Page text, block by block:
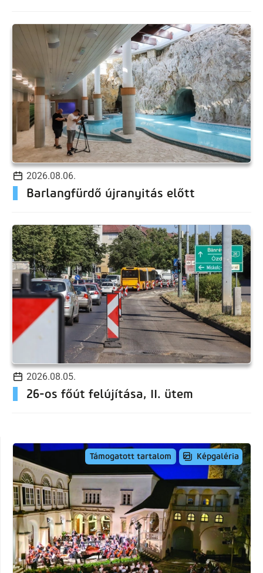
2026.08.06.
Barlangfürdő újranyitás előtt
2026.08.05.
26-os főút felújítása, II. ütem
Támogatott tartalom Képgaléria